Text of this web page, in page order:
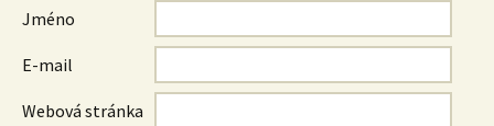
Jméno
E-mail
Webová stránka